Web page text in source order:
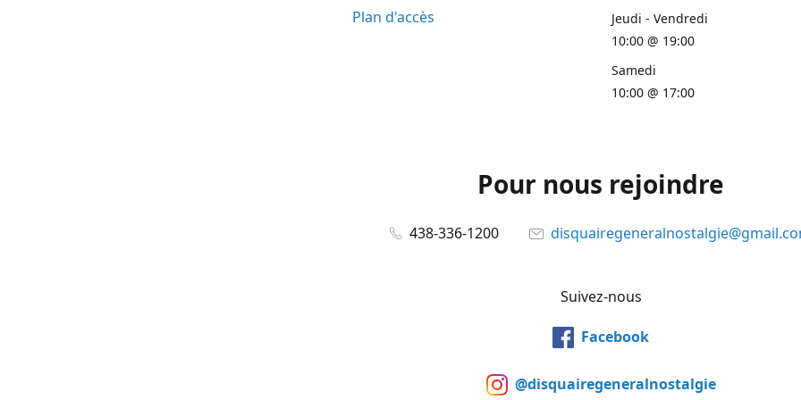
Plan d'accès
Jeudi - Vendredi
10:00 @ 19:00
Samedi
10:00 @ 17:00
Pour nous rejoindre
438-336-1200
Suivez-nous
Facebook
@disquairegeneralnostalgie